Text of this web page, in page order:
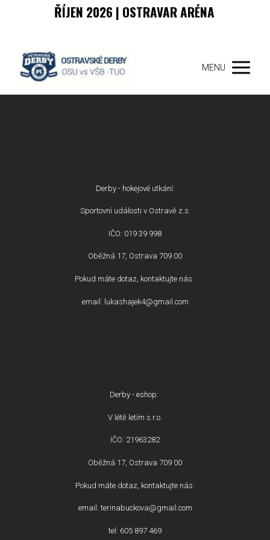
ŘÍJEN 2026 | OSTRAVAR ARÉNA
MENU
Derby - hokejové utkání:
Sportovní události v Ostravě z.s.
IČO: 019 39 998
Oběžná 17, Ostrava 709 00
Pokud máte dotaz, kontaktujte nás:
email: lukashajek4@gmail.com
Derby - eshop:
V létě letím s.r.o.
IČO: 21963282
Oběžná 17, Ostrava 709 00
Pokud máte dotaz, kontaktujte nás:
email: terinabuckova@gmail.com
tel: 605 897 469